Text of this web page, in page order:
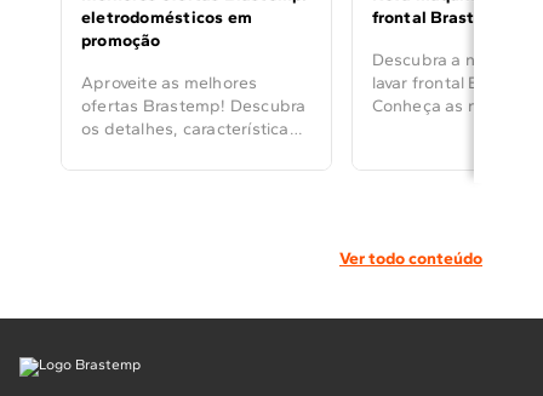
eletrodomésticos em
promoção
Aproveite as melhores
ofertas Brastemp! Descubra
os detalhes, características
cooktops, coifas e
frontal Brastemp 14
Descubra a nova
lavar frontal
Conheça as novas
Manchas.
Ver todo conteúdo